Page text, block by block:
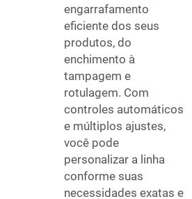
engarrafamento
eficiente dos seus
produtos, do
enchimento à
tampagem e
rotulagem. Com
controles automáticos
e múltiplos ajustes,
você pode
personalizar a linha
conforme suas
necessidades exatas e